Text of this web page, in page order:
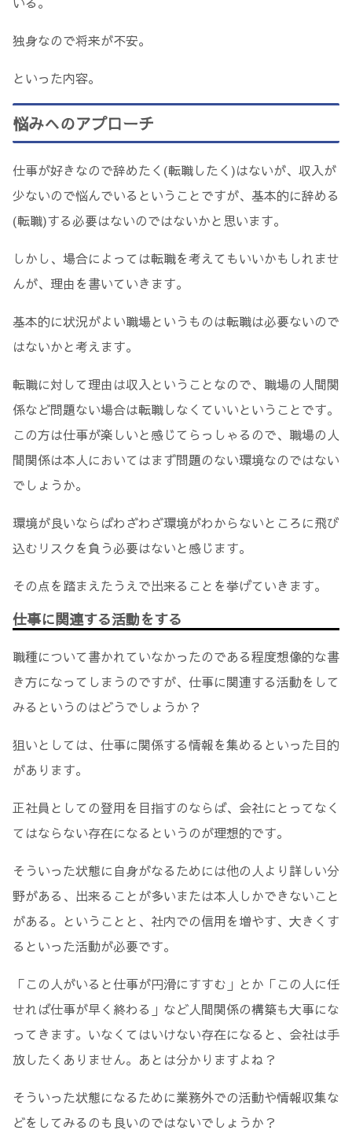
独身なので将来が不安。
といった内容。
悩みへのアプローチ
仕事が好きなので辞めたく(転職したく)はないが、収入が
少ないので悩んでいるということですが、基本的に辞める
(転職)する必要はないのではないかと思います。
しかし、場合によっては転職を考えてもいいかもしれませ
んが、理由を書いていきます。
基本的に状況がよい職場というものは転職は必要ないので
はないかと考えます。
転職に対して理由は収入ということなので、職場の人間関
係など問題ない場合は転職しなくていいということです。
この方は仕事が楽しいと感じてらっしゃるので、職場の人
間関係は本人においてはまず問題のない環境なのではない
でしょうか。
環境が良いならばわざわざ環境がわからないところに飛び
込むリスクを負う必要はないと感じます。
その点を踏まえたうえで出来ることを挙げていきます。
仕事に関連する活動をする
職種について書かれていなかったのである程度想像的な書
き方になってしまうのですが、仕事に関連する活動をして
みるというのはどうでしょうか？
狙いとしては、仕事に関係する情報を集めるといった目的
があります。
正社員としての登用を目指すのならば、会社にとってなく
てはならない存在になるというのが理想的です。
そういった状態に自身がなるためには他の人より詳しい分
野がある、出来ることが多いまたは本人しかできないこと
がある。ということと、社内での信用を増やす、大きくす
るといった活動が必要です。
「この人がいると仕事が円滑にすすむ」とか「この人に任
せれば仕事が早く終わる」など人間関係の構築も大事にな
ってきます。いなくてはいけない存在になると、会社は手
放したくありません。あとは分かりますよね？
そういった状態になるために業務外での活動や情報収集な
どをしてみるのも良いのではないでしょうか？